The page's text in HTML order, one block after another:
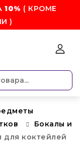
10% ( КРОМЕ
)
Бокалы и
для коктейлей